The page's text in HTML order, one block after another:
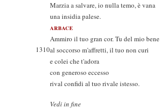
Marzia a salvare, io nulla temo, è vana
una insidia palese.
ARBACE
Ammiro il tuo gran cor. Tu del mio bene
1310al soccorso m'affretti, il tuo non curi
e colei che t'adora
con generoso eccesso
rival confidi al tuo rivale istesso.
Vedi in fine